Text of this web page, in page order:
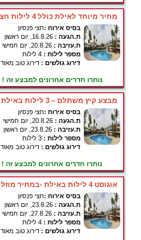
מחיר מיוחד לאילת כולל 4 לילות חצי פנסיון
בסיס אירוח :חצי פנסיון
ת.הגעה : 16.8.26, יום ראשון
ת.עזיבה : 20.8.26, יום חמישי
מספר לילות : 4 לילות
דירוג גולשים : דירוג טוב מאוד
נותרו חדרים אחרונים למבצע זה !
מבצע קיץ משתלם – 3 לילות באילת כולל חצי פנסיון
בסיס אירוח :חצי פנסיון
ת.הגעה : 20.8.26, יום חמישי
ת.עזיבה : 23.8.26, יום ראשון
מספר לילות : 3 לילות
דירוג גולשים : דירוג טוב מאוד
נותרו חדרים אחרונים למבצע זה !
אוגוסט 4 לילות באילת -במחיר מוזל
בסיס אירוח :חצי פנסיון
ת.הגעה : 23.8.26, יום ראשון
ת.עזיבה : 27.8.26, יום חמישי
מספר לילות : 4 לילות
דירוג גולשים : דירוג טוב מאוד